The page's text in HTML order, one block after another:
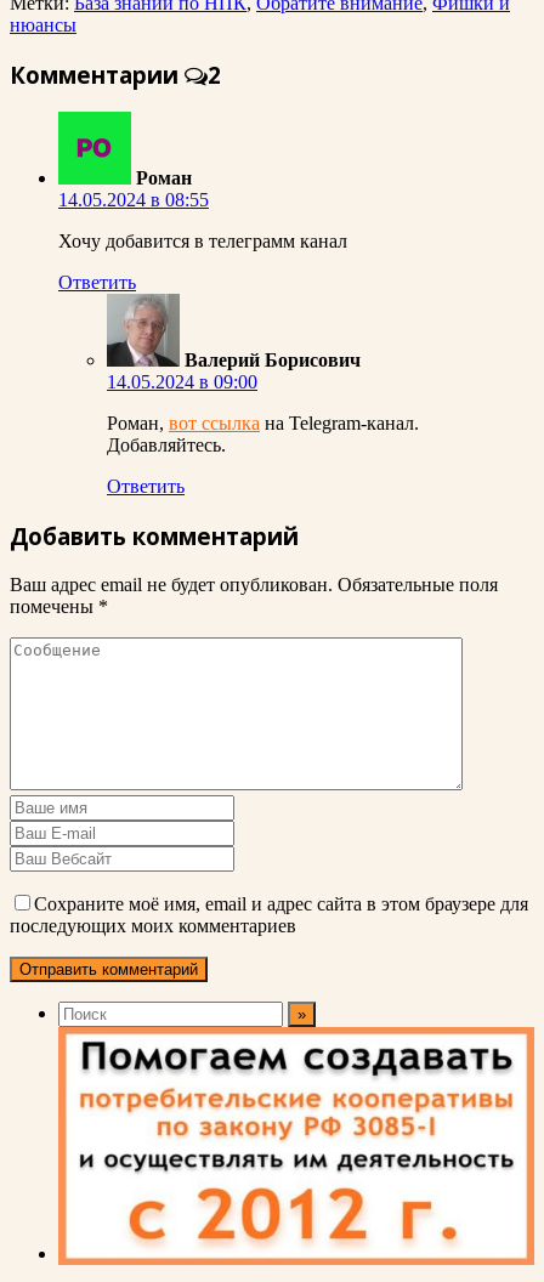
нюансы
Комментарии 2
Роман
14.05.2024 в 08:55
Хочу добавится в телеграмм канал
Ответить
Валерий Борисович
14.05.2024 в 09:00
Роман, вот ссылка на Telegram-канал.
Добавляйтесь.
Ответить
Добавить комментарий
Ваш адрес email не будет опубликован. Обязательные поля
помечены *
Сохраните моё имя, email и адрес сайта в этом браузере для
последующих моих комментариев